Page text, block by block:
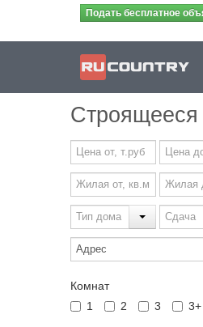
Подать бесплатное
Комнат
1
2 3 3+